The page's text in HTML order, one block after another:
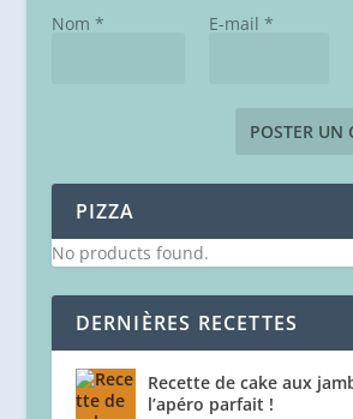
Nom * E-mail *
PIZZA
No products found.
DERNIÈRES RECETTES
Recette de cake aux
l’apéro parfait !